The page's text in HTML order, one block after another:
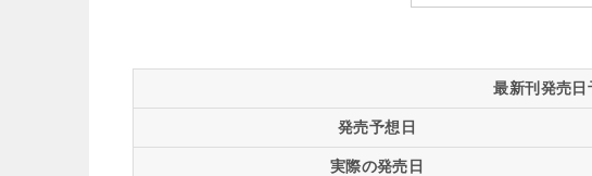
最新刊発売日
発売予想日
実際の発売日